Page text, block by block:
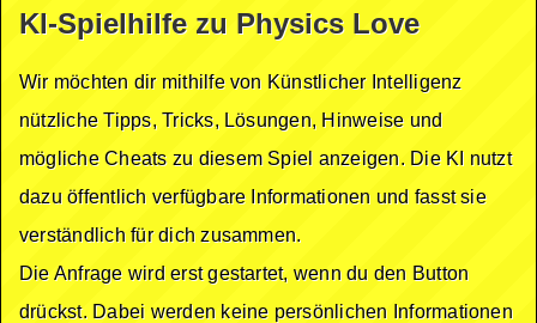
KI-Spielhilfe zu Physics Love
Wir möchten dir mithilfe von Künstlicher Intelligenz
nützliche Tipps, Tricks, Lösungen, Hinweise und
mögliche Cheats zu diesem Spiel anzeigen. Die KI nutzt
dazu öffentlich verfügbare Informationen und fasst sie
verständlich für dich zusammen.
Die Anfrage wird erst gestartet, wenn du den Button
drückst. Dabei werden keine persönlichen Informationen